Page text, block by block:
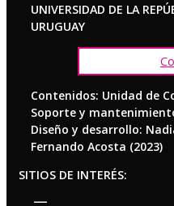
UNIVERSIDAD DE LA
URUGUAY
Contenidos: Unidad de
Soporte y
Diseño y desarrollo:
Fernando Acosta (2023)
SITIOS DE INTERÉS: